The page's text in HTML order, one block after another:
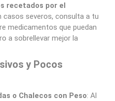
recetados por el
casos severos, consulta a tu
medicamentos que puedan
a sobrellevar mejor la
y Pocos
o Chalecos con Peso: Al